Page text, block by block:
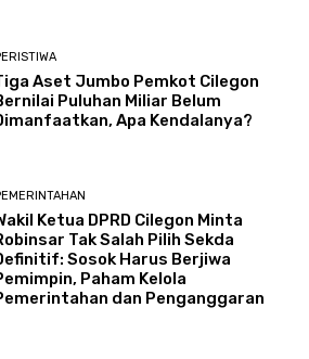
Aset Jumbo Pemkot Cilegon
Puluhan Miliar Belum
Apa Kendalanya?
Ketua DPRD Cilegon Minta
Tak Salah Pilih Sekda
Sosok Harus Berjiwa
Paham Kelola
dan Penganggaran